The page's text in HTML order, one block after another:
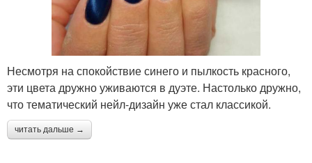
Несмотря на спокойствие синего и пылкость красного,
эти цвета дружно уживаются в дуэте. Настолько дружно,
что тематический нейл-дизайн уже стал классикой.
читать дальше →